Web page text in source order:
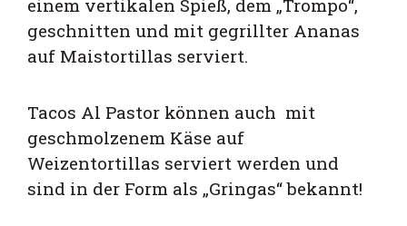
einem vertikalen Spieß, dem „Trompo“,
geschnitten und mit gegrillter Ananas
auf Maistortillas serviert.
Tacos Al Pastor können auch mit
geschmolzenem Käse auf
Weizentortillas serviert werden und
sind in der Form als „Gringas“ bekannt!